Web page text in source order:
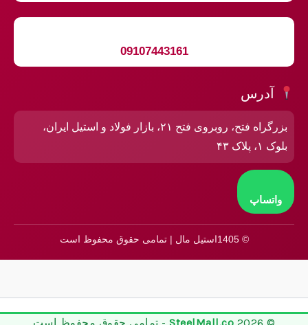
09107443161
آدرس
بزرگراه فتح، روبروی فتح ۲۱، بازار فولاد و استیل ایران،
بلوک ۱، پلاک ۴۳
واتساپ
© 1405استیل مال | تمامی حقوق محفوظ است